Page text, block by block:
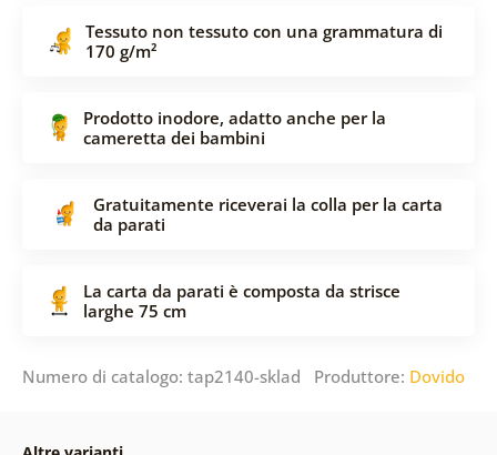
Tessuto non tessuto con una grammatura di
170 g/m²
Prodotto inodore, adatto anche per la
cameretta dei bambini
Gratuitamente riceverai la colla per la carta
da parati
La carta da parati è composta da strisce
larghe 75 cm
Numero di catalogo: tap2140-sklad Produttore: Dovido